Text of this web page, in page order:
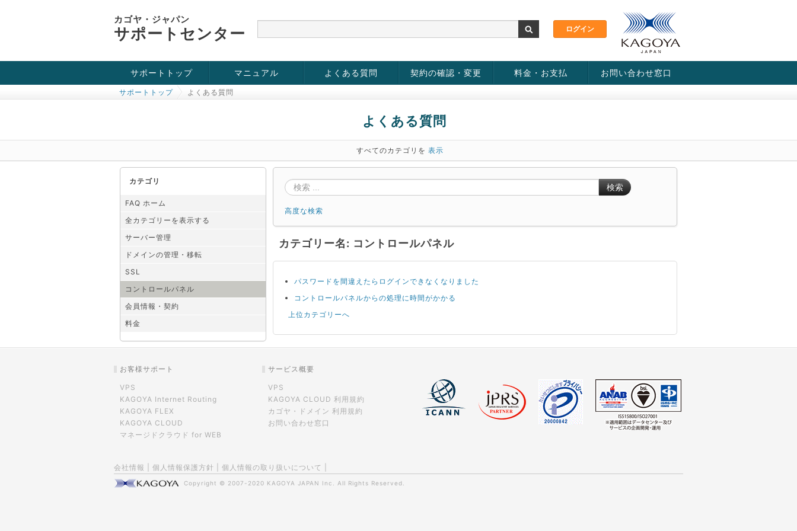
カゴヤ・ジャパン
サポートセンター
サポートトップ
お役立ち情報
チュートリアル
障害・メンテナンス情報
マニュアル よくある質問 契約の確認・変更 料金・お支払 お問い合わせ窓口
サポートトップ よくある質問
よくある質問
すべてのカテゴリを 表示
カテゴリ
FAQ ホーム
全カテゴリーを表示する
サーバー管理
ドメインの管理・移転
SSL
コントロールパネル
会員情報・契約
料金
検索
高度な検索
カテゴリー名: コントロールパネル
パスワードを間違えたらログインできなくなりました
コントロールパネルからの処理に時間がかかる
上位カテゴリーへ
お客様サポート
VPS
KAGOYA Internet Routing
KAGOYA FLEX
KAGOYA CLOUD
マネージドクラウド for WEB
サービス概要
VPS
KAGOYA CLOUD 利用規約
カゴヤ・ドメイン 利用規約
お問い合わせ窓口
会社情報 個人情報保護方針 個人情報の取り扱いについて
Copyright © 2007-2020 KAGOYA JAPAN Inc. All Rights Reserved.